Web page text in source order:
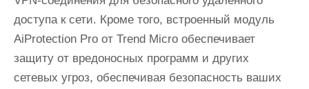
доступа к сети. Кроме того, встроенный модуль
AiProtection Pro от Trend Micro обеспечивает
защиту от вредоносных программ и других
сетевых угроз, обеспечивая безопасность ваших